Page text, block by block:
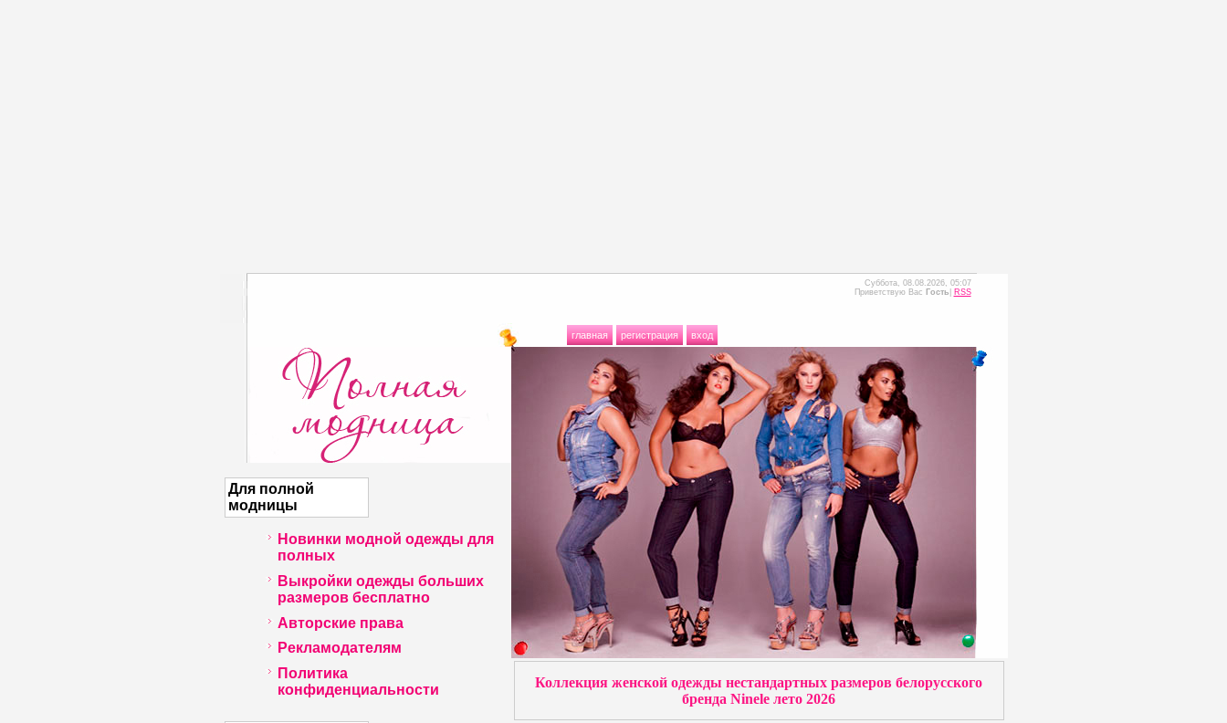
Суббота, 08.08.2026, 05:07
Приветствую Вас Гость RSS
главная регистрация вход
Для полной
модницы
Новинки модной одежды для
полных
Выкройки одежды больших
размеров бесплатно
Авторские права
Рекламодателям
Политика
конфиденциальности
Коллекция женской одежды нестандартных размеров белорусского
бренда Ninele лето 2026